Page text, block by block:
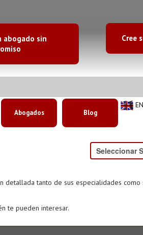
abogado sin
Cree
Abogados Blog
detallada tanto de sus especialidades como
te pueden interesar.